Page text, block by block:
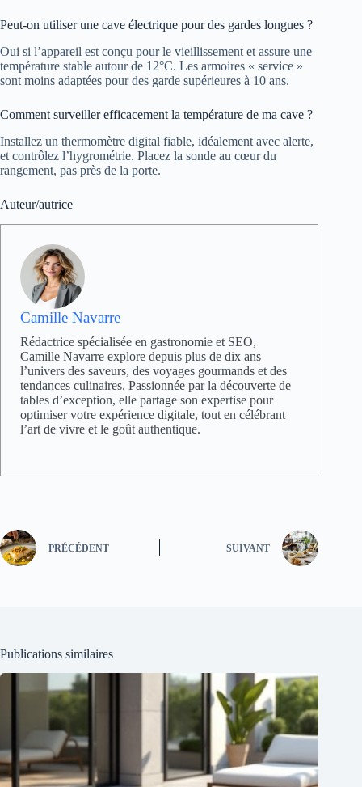
Peut-on utiliser une cave électrique pour des gardes longues ?
Oui si l’appareil est conçu pour le vieillissement et assure une
température stable autour de 12°C. Les armoires « service »
sont moins adaptées pour des garde supérieures à 10 ans.
Comment surveiller efficacement la température de ma cave ?
Installez un thermomètre digital fiable, idéalement avec alerte,
et contrôlez l’hygrométrie. Placez la sonde au cœur du
rangement, pas près de la porte.
Auteur/autrice
Camille Navarre
Rédactrice spécialisée en gastronomie et SEO,
Camille Navarre explore depuis plus de dix ans
l’univers des saveurs, des voyages gourmands et des
tendances culinaires. Passionnée par la découverte de
tables d’exception, elle partage son expertise pour
optimiser votre expérience digitale, tout en célébrant
l’art de vivre et le goût authentique.
PRÉCÉDENT SUIVANT
Publications similaires